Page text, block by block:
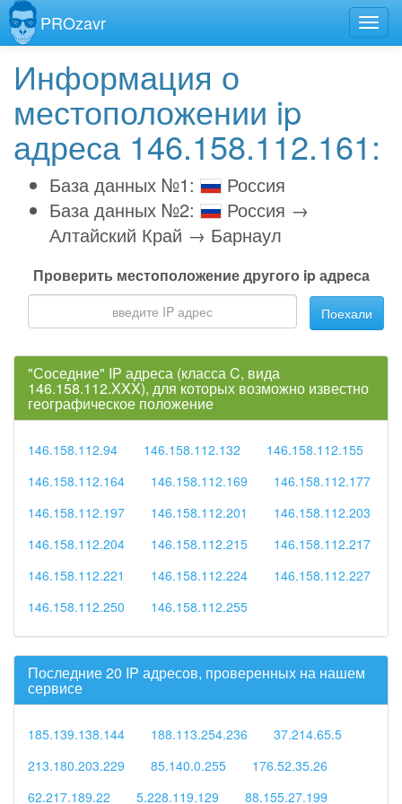
PROzavr
Информация о
местоположении ip
адреса 146.158.112.161:
База данных №1:
Россия
База данных №2:
Россия →
Алтайский Край → Барнаул
Проверить местоположение другого ip адреса
Поехали
"Соседние" IP адреса (класса C, вида
146.158.112.XXX), для которых возможно известно
географическое положение
146.158.112.94 146.158.112.132
146.158.112.155
146.158.112.164
146.158.112.169
146.158.112.177
146.158.112.197
146.158.112.201
146.158.112.203
146.158.112.204
146.158.112.215
146.158.112.217
146.158.112.221
146.158.112.224
146.158.112.227
146.158.112.250
146.158.112.255
Последние 20 IP адресов, проверенных на нашем
сервисе
185.139.138.144 188.113.254.236
37.214.65.5
213.180.203.229
85.140.0.255
176.52.35.26
62.217.189.22
5.228.119.129 88.155.27.199